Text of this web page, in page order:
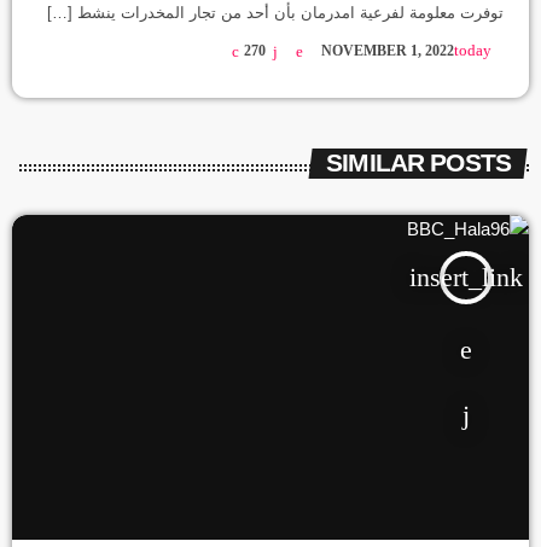
توفرت معلومة لفرعية امدرمان بأن أحد من تجار المخدرات ينشط […]
today
NOVEMBER 1, 2022
270
SIMILAR POSTS
insert_link